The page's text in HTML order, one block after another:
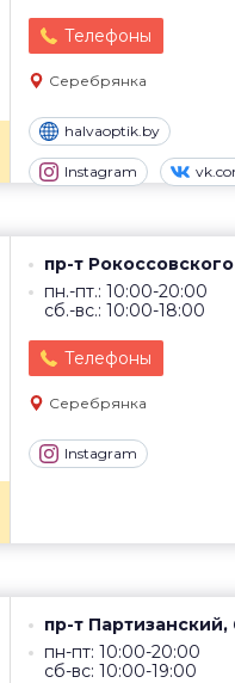
Телефоны
Серебрянка
halvaoptik.by
Instagram
пр-т
пн.-пт.: 10:00-20:00
сб.-вс.: 10:00-18:00
Телефоны
Серебрянка
Instagram
пр-т Партизанский,
пн-пт: 10:00-20:00
сб-вс: 10:00-19:00